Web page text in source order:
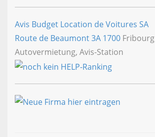
Avis Budget Location de Voitures SA
Route de Beaumont 3A 1700 Fribourg
Autovermietung, Avis-Station